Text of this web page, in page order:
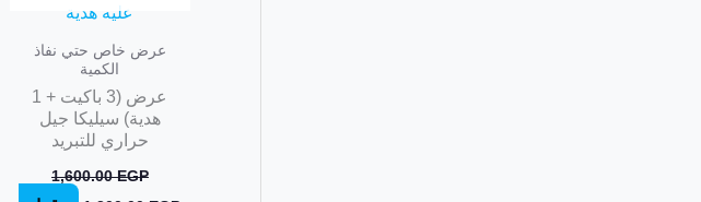
عرض خاص حتي نفاذ
الكمية
عرض (3 باكيت + 1
هدية) سيليكا جيل
حراري للتبريد
1,600.00EGP